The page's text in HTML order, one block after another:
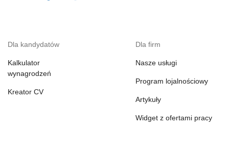
Dla kandydatów
Kalkulator
wynagrodzeń
Kreator CV
Dla firm
Nasze usługi
Program lojalnościowy
Artykuły
Widget z ofertami pracy